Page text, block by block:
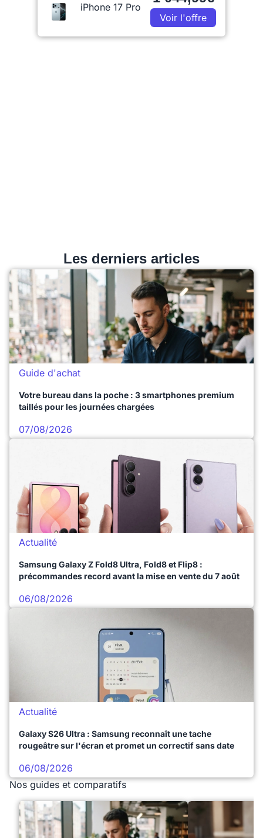
iPhone 17 Pro
Voir l'offre
Les derniers articles
Guide d'achat
Votre bureau dans la poche : 3 smartphones premium
taillés pour les journées chargées
07/08/2026
Actualité
Samsung Galaxy Z Fold8 Ultra, Fold8 et Flip8 :
précommandes record avant la mise en vente du 7 août
06/08/2026
Actualité
Galaxy S26 Ultra : Samsung reconnaît une tache
rougeâtre sur l'écran et promet un correctif sans date
06/08/2026
Nos guides et comparatifs